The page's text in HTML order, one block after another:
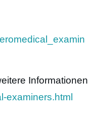
Informationen
examiners.html